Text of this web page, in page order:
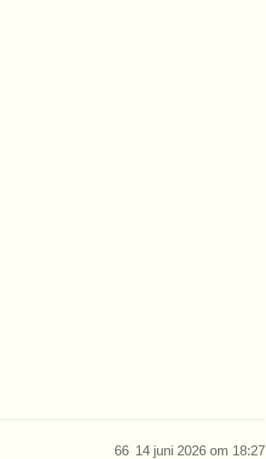
14 juni 2026 om 18:27
66